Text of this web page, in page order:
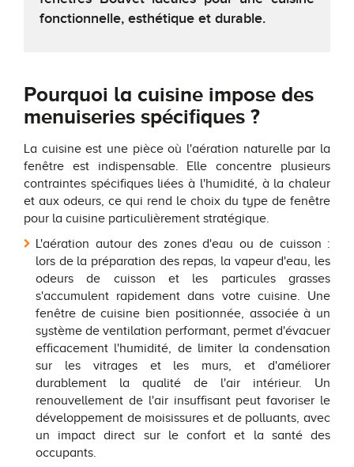
fonctionnelle, esthétique et durable.
Pourquoi la cuisine impose des
menuiseries spécifiques ?
La cuisine est une pièce où l'aération naturelle par la
fenêtre est indispensable. Elle concentre plusieurs
contraintes spécifiques liées à l'humidité, à la chaleur
et aux odeurs, ce qui rend le choix du type de fenêtre
pour la cuisine particulièrement stratégique.
L'aération autour des zones d'eau ou de cuisson :
lors de la préparation des repas, la vapeur d'eau, les
odeurs de cuisson et les particules grasses
s'accumulent rapidement dans votre cuisine. Une
fenêtre de cuisine bien positionnée, associée à un
système de ventilation performant, permet d'évacuer
efficacement l'humidité, de limiter la condensation
sur les vitrages et les murs, et d'améliorer
durablement la qualité de l'air intérieur. Un
renouvellement de l'air insuffisant peut favoriser le
développement de moisissures et de polluants, avec
un impact direct sur le confort et la santé des
occupants.